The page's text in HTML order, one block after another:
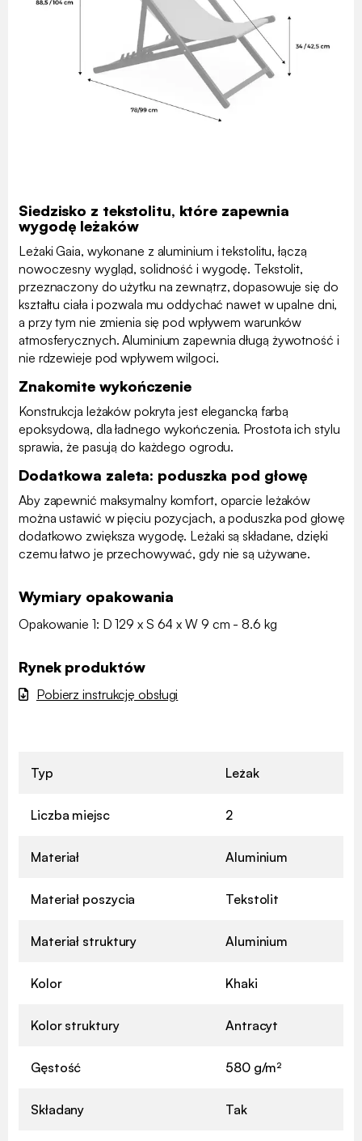
Siedzisko z tekstolitu, które zapewnia
wygodę leżaków
Leżaki Gaia, wykonane z aluminium i tekstolitu, łączą
nowoczesny wygląd, solidność i wygodę. Tekstolit,
przeznaczony do użytku na zewnątrz, dopasowuje się do
kształtu ciała i pozwala mu oddychać nawet w upalne dni,
a przy tym nie zmienia się pod wpływem warunków
atmosferycznych. Aluminium zapewnia długą żywotność i
nie rdzewieje pod wpływem wilgoci.
Znakomite wykończenie
Konstrukcja leżaków pokryta jest elegancką farbą
epoksydową, dla ładnego wykończenia. Prostota ich stylu
sprawia, że pasują do każdego ogrodu.
Dodatkowa zaleta: poduszka pod głowę
Aby zapewnić maksymalny komfort, oparcie leżaków
można ustawić w pięciu pozycjach, a poduszka pod głowę
dodatkowo zwiększa wygodę. Leżaki są składane, dzięki
czemu łatwo je przechowywać, gdy nie są używane.
Wymiary opakowania
Opakowanie 1: D 129 x S 64 x W 9 cm - 8.6 kg
Rynek produktów
Pobierz instrukcję obsługi
Typ Leżak
Liczba miejsc 2
Materiał Aluminium
Materiał poszycia Tekstolit
Materiał struktury Aluminium
Kolor Khaki
Kolor struktury Antracyt
Gęstość 580 g/m²
Składany Tak